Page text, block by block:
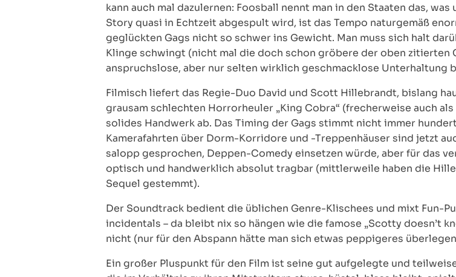
kann auch mal dazulernen: Foosball nennt man in den Staaten das,
Story quasi in Echtzeit abgespult wird, ist das Tempo naturgemäß
geglückten Gags nicht so schwer ins Gewicht. Man muss sich halt
Klinge schwingt (nicht mal die doch schon gröbere der oben zitierten
anspruchslose, aber nur selten wirklich geschmacklose Unterhaltung
Filmisch liefert das Regie-Duo David und Scott Hillebrandt, bislang
grausam schlechten Horrorheuler „King Cobra“ (frecherweise auch als
solides Handwerk ab. Das Timing der Gags stimmt nicht immer
Kamerafahrten über Dorm-Korridore und -Treppenhäuser sind jetzt
salopp gesprochen, Deppen-Comedy einsetzen würde, aber für das
optisch und handwerklich absolut tragbar (mittlerweile haben die
Sequel gestemmt).
Der Soundtrack bedient die üblichen Genre-Klischees und mixt Fun-
incidentals – da bleibt nix so hängen wie die famose „Scotty doesn’t
nicht (nur für den Abspann hätte man sich etwas peppigeres
Ein großer Pluspunkt für den Film ist seine gut aufgelegte und